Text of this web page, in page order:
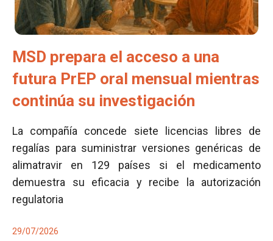
MSD prepara el acceso a una
futura PrEP oral mensual mientras
continúa su investigación
La compañía concede siete licencias libres de
regalías para suministrar versiones genéricas de
alimatravir en 129 países si el medicamento
demuestra su eficacia y recibe la autorización
regulatoria
29/07/2026